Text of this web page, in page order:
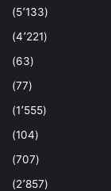
(5٬133)
(4٬221)
(63)
(77)
(1٬555)
(104)
(707)
(2٬857)